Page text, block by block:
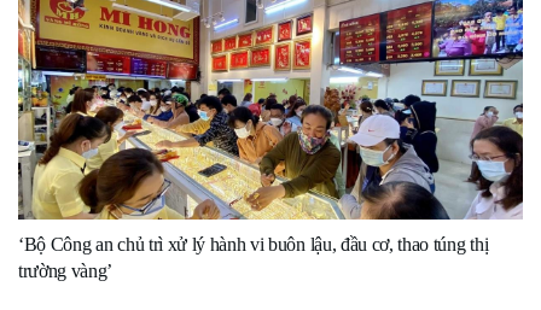
‘Bộ Công an chủ trì xử lý hành vi buôn lậu, đầu cơ, thao túng thị
trường vàng’